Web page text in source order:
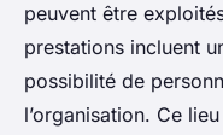
peuvent être
prestations incluent
possibilité de
l’organisation. Ce